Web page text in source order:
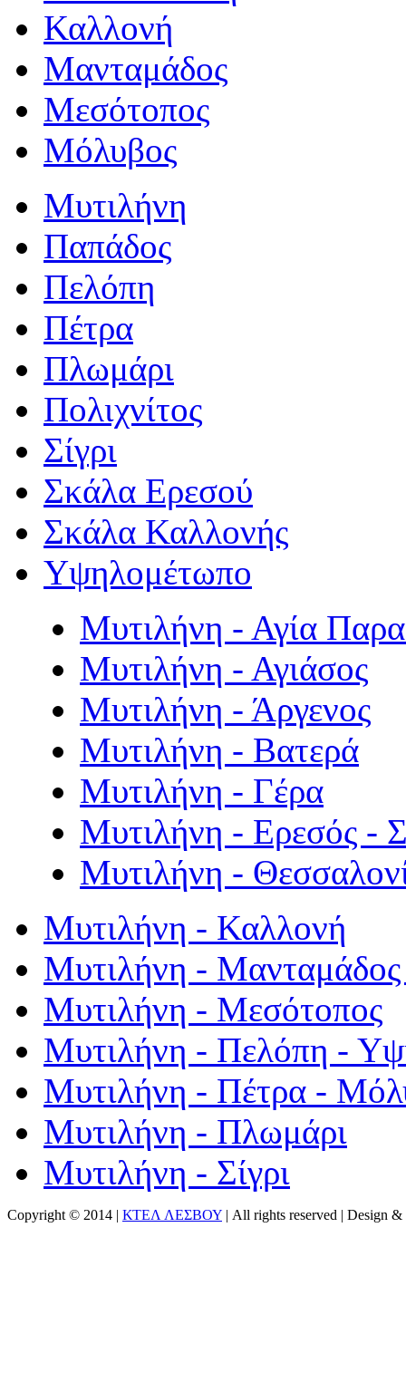
Καλλονή
Μανταμάδος
Μεσότοπος
Μόλυβος
Μυτιλήνη
Παπάδος
Πελόπη
Πέτρα
Πλωμάρι
Πολιχνίτος
Σίγρι
Σκάλα Ερεσού
Σκάλα Καλλονής
Υψηλομέτωπο
Μυτιλήνη - Αγία
Μυτιλήνη - Αγιάσος
Μυτιλήνη - Άργενος
Μυτιλήνη - Βατερά
Μυτιλήνη - Γέρα
Μυτιλήνη - Ερεσός -
Μυτιλήνη -
Μυτιλήνη - Καλλονή
Μυτιλήνη - Μανταμάδος
Μυτιλήνη - Μεσότοπος
Μυτιλήνη - Πελόπη -
Μυτιλήνη - Πέτρα -
Μυτιλήνη - Πλωμάρι
Μυτιλήνη - Σίγρι
Copyright © 2014 | ΚΤΕΛ ΛΕΣΒΟΥ | All rights reserved | Design &